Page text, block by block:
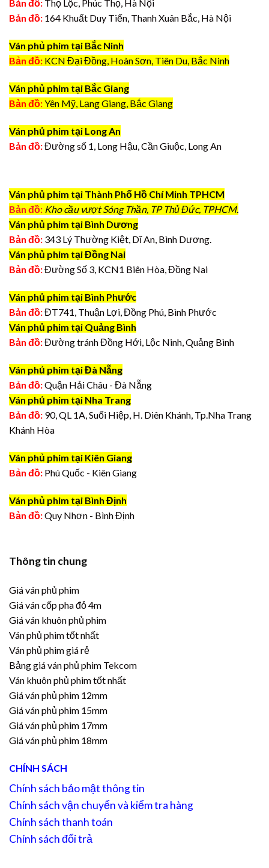
Bản đồ: Thọ Lộc, Phúc Thọ, Hà Nội
Bản đồ: 164 Khuất Duy Tiến, Thanh Xuân Bắc, Hà Nội
Ván phủ phim tại Bắc Ninh
Bản đồ: KCN Đại Đồng, Hoàn Sơn, Tiên Du, Bắc Ninh
Ván phủ phim tại Bắc Giang
Bản đồ:Yên Mỹ, Lạng Giang, Bắc Giang
Ván phủ phim tại Long An
Bản đồ:Đường số 1, Long Hậu, Cần Giuộc, Long An
Ván phủ phim tại Thành Phố Hồ Chí Minh TPHCM
Bản đồ: Kho cầu vượt Sóng Thần, TP Thủ Đức, TPHCM.
Ván phủ phim tại Bình Dương
Bản đồ: 343 Lý Thường Kiệt, Dĩ An, Bình Dương.
Ván phủ phim tại Đồng Nai
Bản đồ:Đường Số 3, KCN1 Biên Hòa, Đồng Nai
Ván phủ phim tại Bình Phước
Bản đồ:ĐT741, Thuận Lợi, Đồng Phú, Bình Phước
Ván phủ phim tại Quảng Bình
Bản đồ:Đường tránh Đồng Hới, Lộc Ninh, Quảng Bình
Ván phủ phim tại Đà Nẵng
Bản đồ:Quận Hải Châu - Đà Nẵng
Ván phủ phim tại Nha Trang
Bản đồ: 90, QL 1A, Suối Hiệp, H. Diên Khánh, Tp.Nha Trang
Khánh Hòa
Ván phủ phim tại Kiên Giang
Bản đồ: Phú Quốc - Kiên Giang
Ván phủ phim tại Bình Định
Bản đồ:Quy Nhơn - Bình Định
Thông tin chung
Giá ván phủ phim
Giá ván cốp pha đỏ 4m
Giá ván khuôn phủ phim
Ván phủ phim tốt nhất
Ván phủ phim giá rẻ
Bảng giá ván phủ phim Tekcom
Ván khuôn phủ phim tốt nhất
Giá ván phủ phim 12mm
Giá ván phủ phim 15mm
Giá ván phủ phim 17mm
Giá ván phủ phim 18mm
CHÍNH SÁCH
Chính sách bảo mật thông tin
Chính sách vận chuyển và kiểm tra hàng
Chính sách thanh toán
Chính sách đổi trả